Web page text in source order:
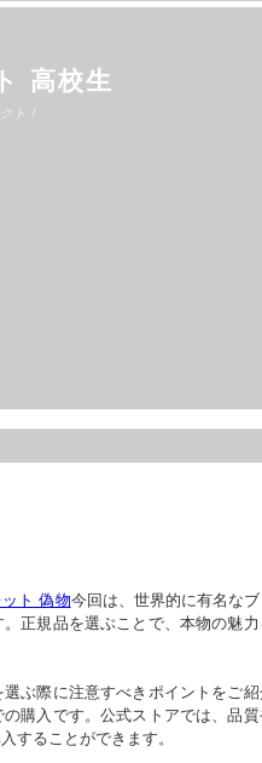
高校生
ト！
ト 偽物今回は、世界的に有名な
正規品を選ぶことで、本物の魅
ぶ際に注意すべきポイントをご
購入です。公式ストアでは、品
することができます。